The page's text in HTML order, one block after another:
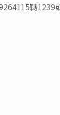
轉1239